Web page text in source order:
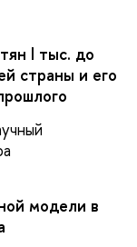
I тыс. до
страны и его
модели в